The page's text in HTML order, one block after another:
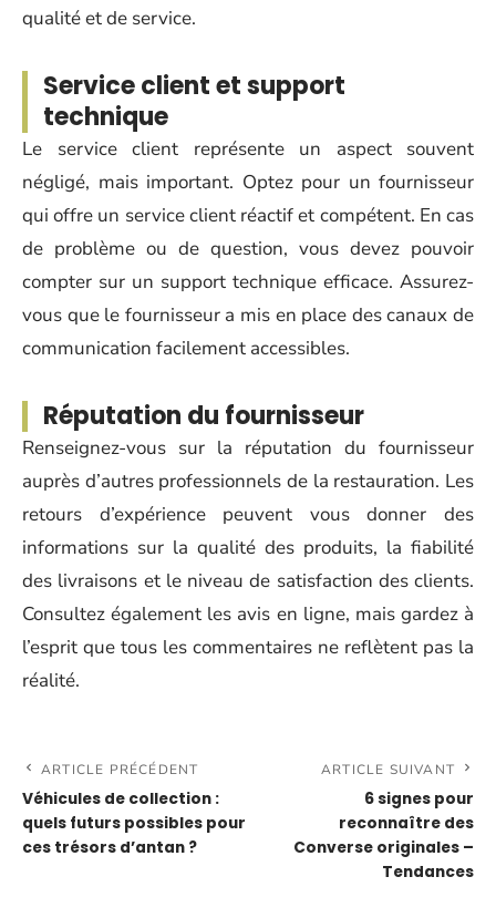
qualité et de service.
Service client et support
technique
Le service client représente un aspect souvent
négligé, mais important. Optez pour un fournisseur
qui offre un service client réactif et compétent. En cas
de problème ou de question, vous devez pouvoir
compter sur un support technique efficace. Assurez-
vous que le fournisseur a mis en place des canaux de
communication facilement accessibles.
Réputation du fournisseur
Renseignez-vous sur la réputation du fournisseur
auprès d’autres professionnels de la restauration. Les
retours d’expérience peuvent vous donner des
informations sur la qualité des produits, la fiabilité
des livraisons et le niveau de satisfaction des clients.
Consultez également les avis en ligne, mais gardez à
l’esprit que tous les commentaires ne reflètent pas la
réalité.
ARTICLE PRÉCÉDENT
Véhicules de collection :
quels futurs possibles pour
ces trésors d’antan ?
ARTICLE SUIVANT
6 signes pour
reconnaître des
Converse originales –
Tendances